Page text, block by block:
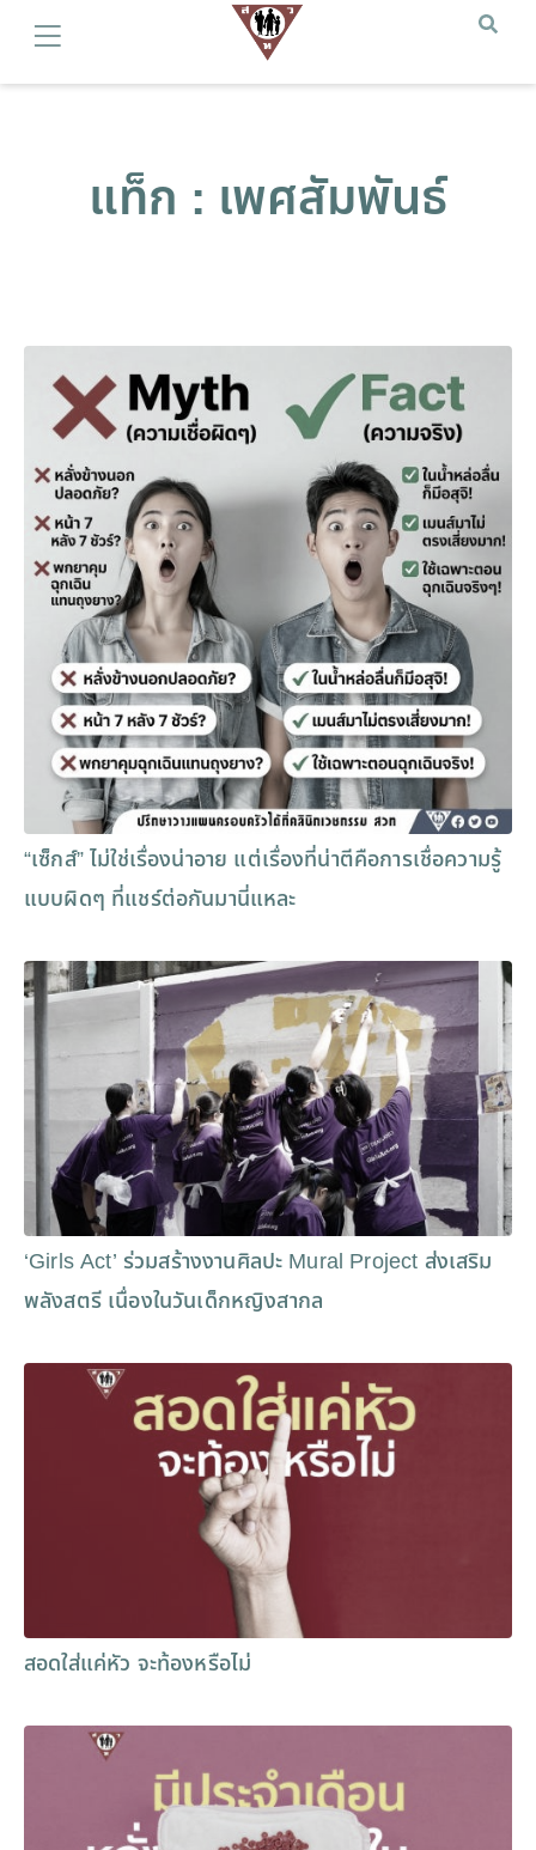
แท็ก : เพศสัมพันธ์
“เซ็กส์” ไม่ใช่เรื่องน่าอาย แต่เรื่องที่น่าตีคือการเชื่อความรู้
แบบผิดๆ ที่แชร์ต่อกันมานี่แหละ
‘Girls Act’ ร่วมสร้างงานศิลปะ Mural Project ส่งเสริม
พลังสตรี เนื่องในวันเด็กหญิงสากล
สอดใส่แค่หัว จะท้องหรือไม่